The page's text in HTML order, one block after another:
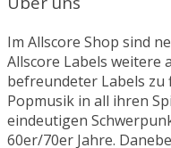
Im Allscore Shop sind
Allscore Labels weitere
befreundeter Labels zu
Popmusik in all ihren
eindeutigen
60er/70er Jahre.